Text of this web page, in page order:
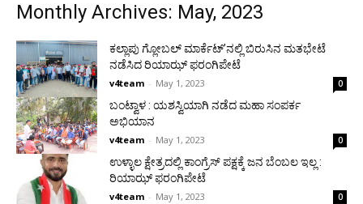
Monthly Archives: May, 2023
ಕಲ್ಲಾಪು ಗ್ಲೋಬಲ್ ಮಾರ್ಕೆಟ್’ನಲ್ಲಿ ಬಿರುಸಿನ ಮತಭೇಟೆ
ನಡೆಸಿದ ರಿಯಾಝ್ ಫರಂಗಿಪೇಟೆ
v4team - May 1, 2023 0
ಬಂಟ್ವಾಳ : ಯಶಸ್ವಿಯಾಗಿ ನಡೆದ ಮಹಾ ಸಂಪರ್ಕ
ಅಭಿಯಾನ
v4team - May 1, 2023 0
ಉಳ್ಳಾಲ ಕ್ಷೇತ್ರದಲ್ಲಿ ಕಾಂಗ್ರೆಸ್ ಪಕ್ಷಕ್ಕೆ ಜನ ಬೆಂಬಲ ಇಲ್ಲ :
ರಿಯಾಝ್ ಫರಂಗಿಪೇಟೆ
v4team - May 1, 2023 0